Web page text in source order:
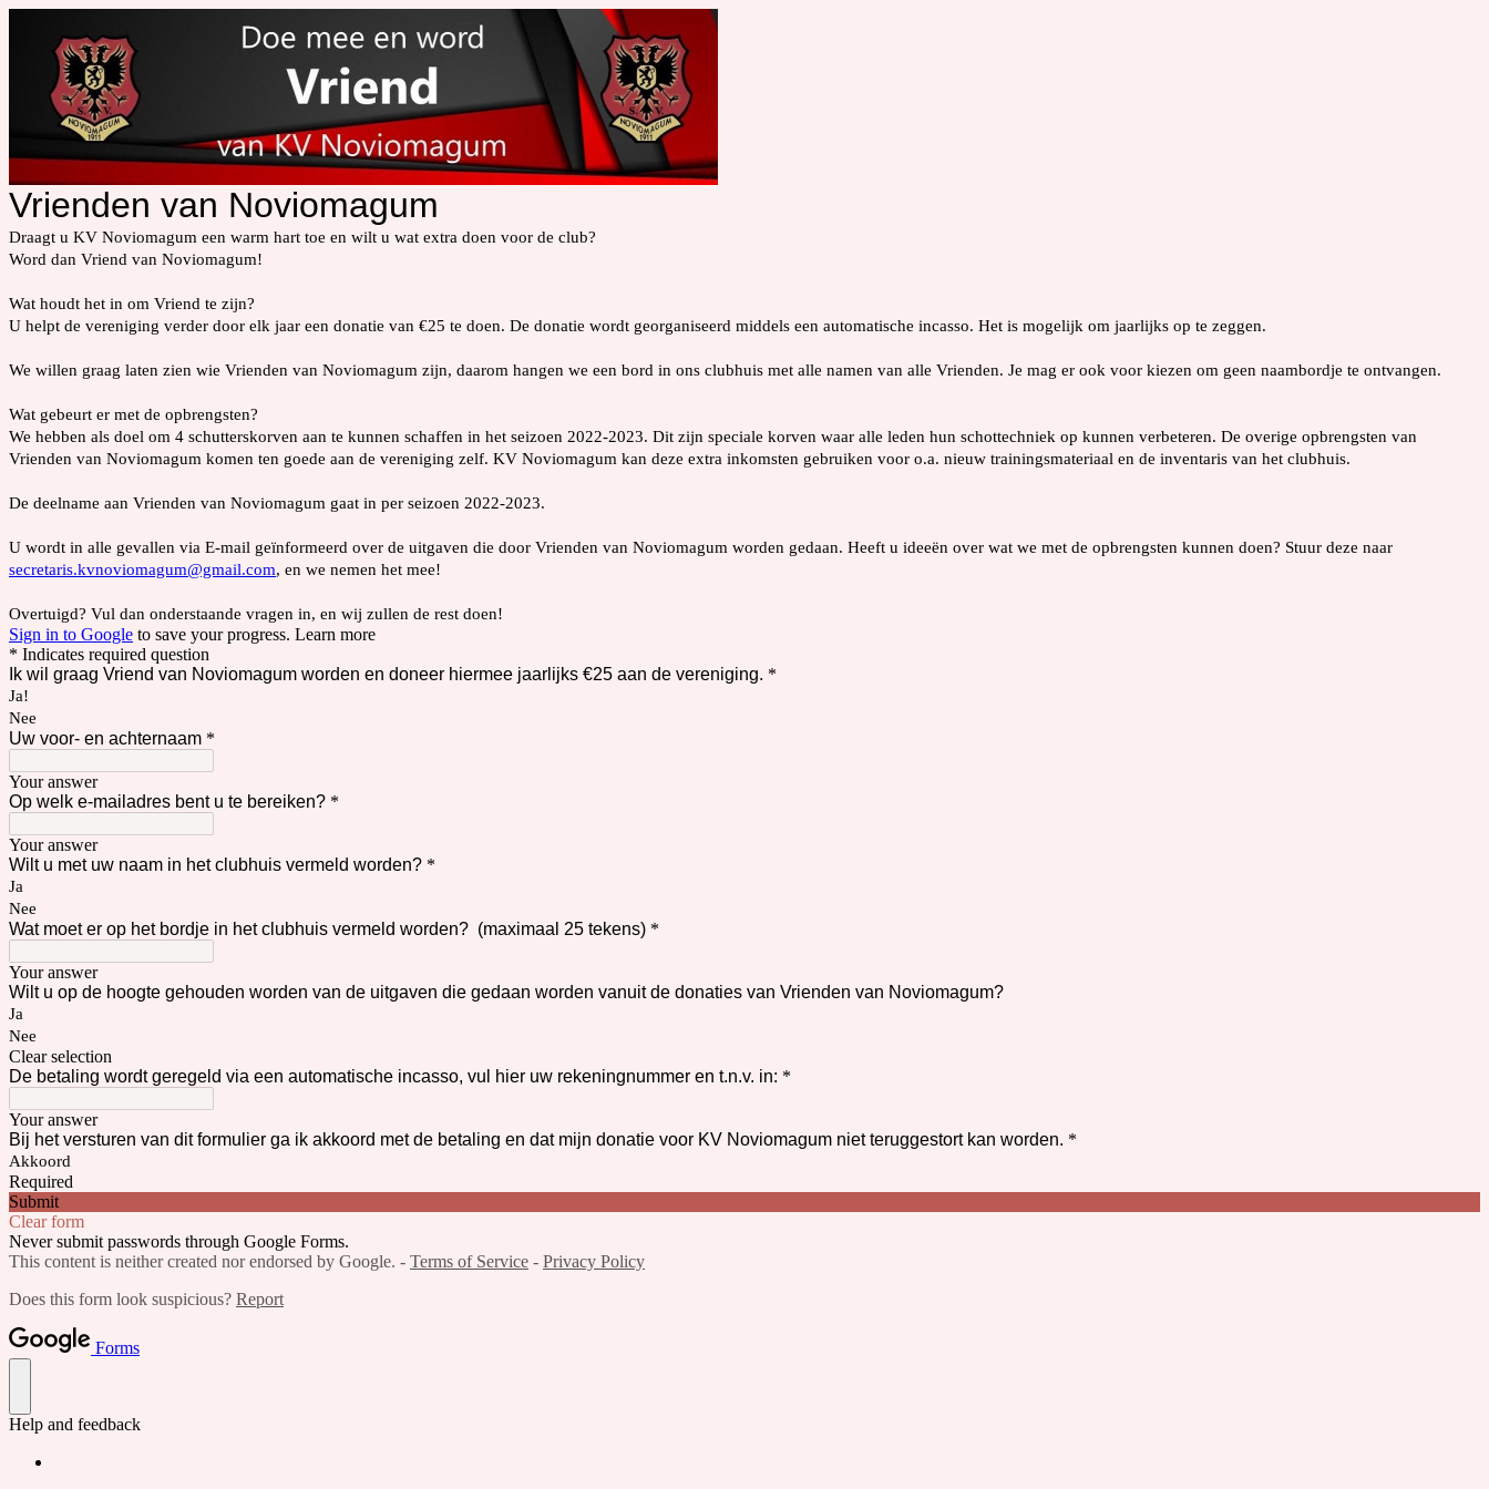
Vrienden van Noviomagum
Draagt u KV Noviomagum een warm hart toe en wilt u wat extra doen voor de club?
Word dan Vriend van Noviomagum!
Wat houdt het in om Vriend te zijn?
U helpt de vereniging verder door elk jaar een donatie van €25 te doen. De donatie wordt georganiseerd middels een automatische incasso. Het is mogelijk om jaarlijks op te zeggen.
We willen graag laten zien wie Vrienden van Noviomagum zijn, daarom hangen we een bord in ons clubhuis met alle namen van alle Vrienden. Je mag er ook voor kiezen om geen naambordje te ontvangen.
Wat gebeurt er met de opbrengsten?
We hebben als doel om 4 schutterskorven aan te kunnen schaffen in het seizoen 2022-2023. Dit zijn speciale korven waar alle leden hun schottechniek op kunnen verbeteren. De overige opbrengsten van
Vrienden van Noviomagum komen ten goede aan de vereniging zelf. KV Noviomagum kan deze extra inkomsten gebruiken voor o.a. nieuw trainingsmateriaal en de inventaris van het clubhuis.
De deelname aan Vrienden van Noviomagum gaat in per seizoen 2022-2023.
U wordt in alle gevallen via E-mail geïnformeerd over de uitgaven die door Vrienden van Noviomagum worden gedaan. Heeft u ideeën over wat we met de opbrengsten kunnen doen? Stuur deze naar
secretaris.kvnoviomagum@gmail.com, en we nemen het mee!
Overtuigd? Vul dan onderstaande vragen in, en wij zullen de rest doen!
Sign in to Google to save your progress. Learn more
* Indicates required question
Ik wil graag Vriend van Noviomagum worden en doneer hiermee jaarlijks €25 aan de vereniging. *
Ja!
Nee
Uw voor- en achternaam *
Your answer
Op welk e-mailadres bent u te bereiken? *
Your answer
Wilt u met uw naam in het clubhuis vermeld worden? *
Ja
Nee
Wat moet er op het bordje in het clubhuis vermeld worden? (maximaal 25 tekens) *
Your answer
Wilt u op de hoogte gehouden worden van de uitgaven die gedaan worden vanuit de donaties van Vrienden van Noviomagum?
Ja
Nee
Clear selection
De betaling wordt geregeld via een automatische incasso, vul hier uw rekeningnummer en t.n.v. in: *
Your answer
Bij het versturen van dit formulier ga ik akkoord met de betaling en dat mijn donatie voor KV Noviomagum niet teruggestort kan worden. *
Akkoord
Required
Submit
Clear form
Never submit passwords through Google Forms.
This content is neither created nor endorsed by Google. - Terms of Service - Privacy Policy
Does this form look suspicious? Report
Forms
Help and feedback